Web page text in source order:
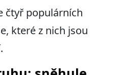
čtyř populárních
které z nich jsou